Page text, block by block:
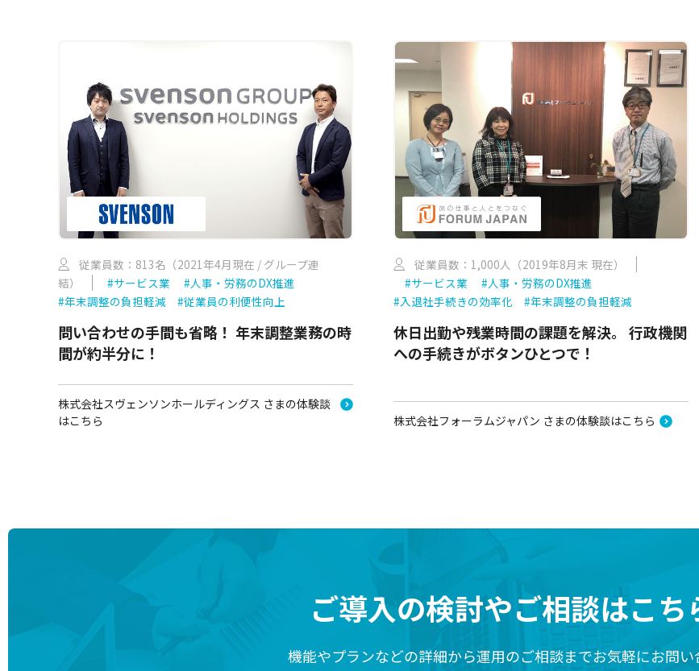
従業員数：813名（2021年4月現在 / グループ連
結）
#サービス業
#人事・労務のDX推進
#年末調整の負担軽減
#従業員の利便性向上
問い合わせの手間も省略！ 年末調整業務の時
間が約半分に！
株式会社スヴェンソンホールディングス さまの体験談
はこちら
従業員数：1,000人（2019年8月末 現在）
#サービス業
#人事・労務のDX推進
#入退社手続きの効率化
#年末調整の負担軽減
休日出勤や残業時間の課題を解決。 行政機関
への手続きがボタンひとつで！
株式会社フォーラムジャパン さまの体験談はこちら
ご導入の検討やご相談はこち
機能やプランなどの詳細から運用のご相談までお気軽にお問